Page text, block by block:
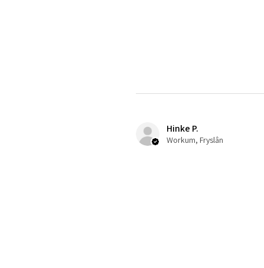
Hinke P.
Workum, Fryslân